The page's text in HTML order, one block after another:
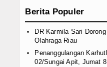
Berita Populer
DR Karmila Sari
Olahraga Riau
Penanggulangan
02/Sungai Apit, Jumat